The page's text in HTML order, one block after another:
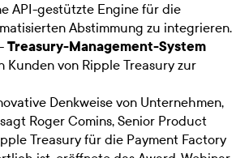
API-gestützte Engine für die
Abstimmung zu integrieren.
Treasury-Management-System
von Ripple Treasury zur
Denkweise von Unternehmen,
Roger Comins, Senior Product
Treasury für die Payment Factory